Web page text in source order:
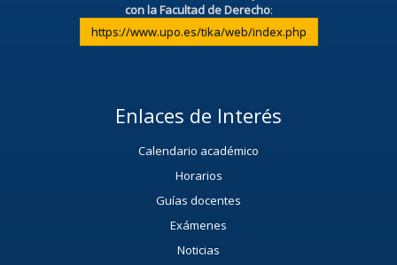
con la Facultad de Derecho:
https://www.upo.es/tika/web/index.php
Enlaces de Interés
Calendario académico
Horarios
Guías docentes
Exámenes
Noticias